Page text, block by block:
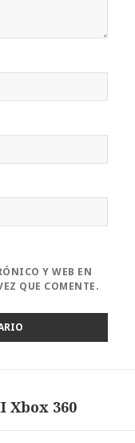
Y WEB EN
QUE COMENTE.
Xbox 360